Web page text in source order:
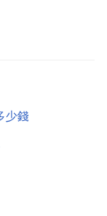
少錢